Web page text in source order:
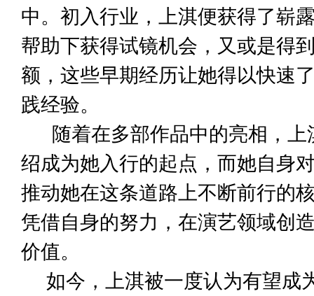
中。初入行业，上淇便获得了崭
帮助下获得试镜机会，又或是得
额，这些早期经历让她得以快速
践经验。
随着在多部作品中的亮相，
绍成为她入行的起点，而她自身
推动她在这条道路上不断前行的
凭借自身的努力，在演艺领域创
价值。
如今，上淇被一度认为有望成